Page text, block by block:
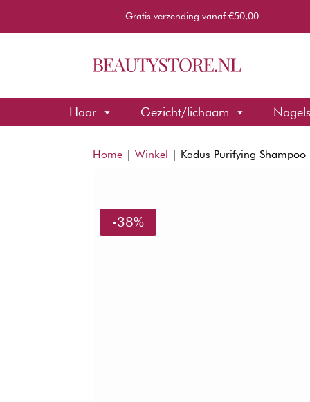
Gratis verzending vanaf €50,00
Haar Gezicht/lichaam Nagels
Home |Winkel | Kadus Purifying Shampoo
-38%